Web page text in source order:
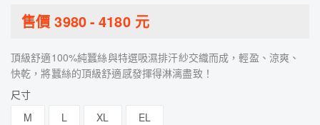
售價3980- 4180元
頂級舒適100%純蠶絲與特選吸濕排汗紗交織而成，輕盈、涼爽、
快乾，將蠶絲的頂級舒適感發揮得淋漓盡致！
尺寸
M
L XL EL